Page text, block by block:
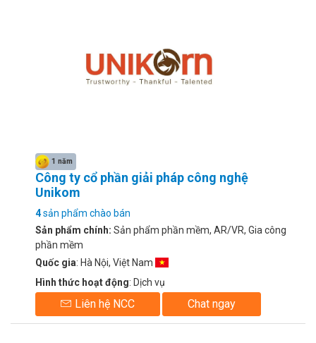
1 năm
Công ty cổ phần giải pháp công nghệ
Unikom
4sản phẩm chào bán
Sản phẩm chính: Sản phẩm phần mềm, AR/VR, Gia công
phần mềm
Quốc gia: Hà Nội, Việt Nam
Hình thức hoạt động: Dịch vụ
Liên hệ NCC Chat ngay